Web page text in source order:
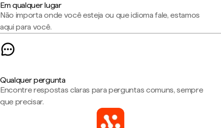
Em qualquer lugar
Não importa onde você esteja ou que idioma fale, estamos
aqui para você.
Qualquer pergunta
Encontre respostas claras para perguntas comuns, sempre
que precisar.